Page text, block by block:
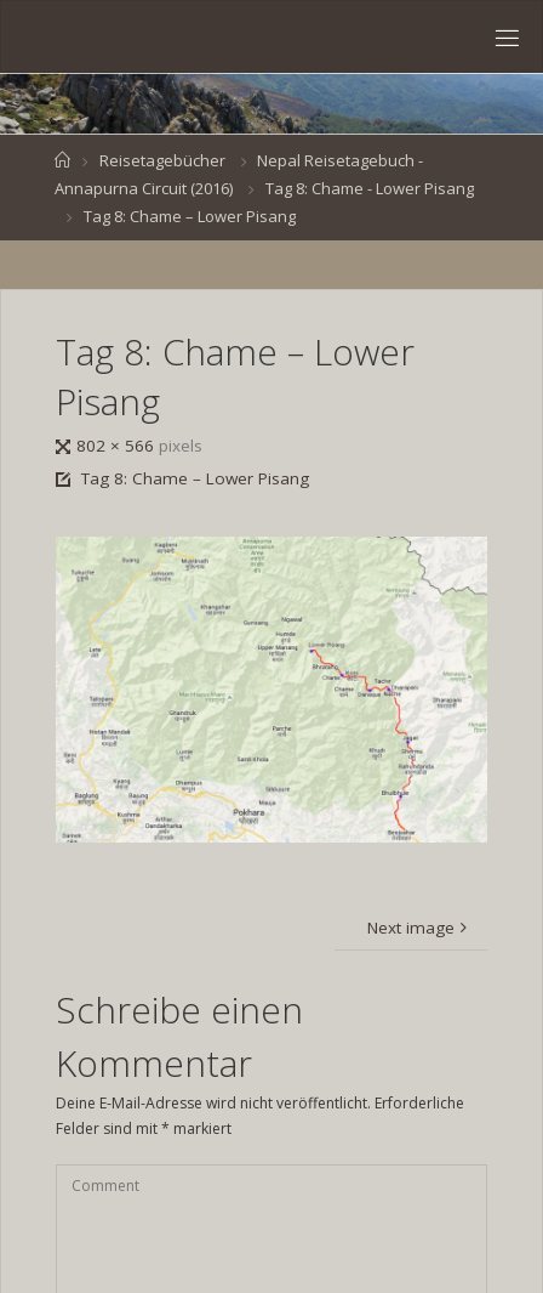
content
VEN
BR
DE
HomeReisetagebücher
Nepal Reisetagebuch -
Annapurna Circuit (2016)
Tag 8: Chame - Lower Pisang
Tag 8: Chame – Lower Pisang
Tag 8: Chame – Lower
Pisang
Full
size
802 × 566 pixels
Tag 8: Chame – Lower Pisang
Next image
Schreibe einen
Kommentar
Deine E-Mail-Adresse wird nicht veröffentlicht. Erforderliche
Felder sind mit* markiert